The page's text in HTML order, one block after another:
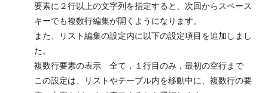
要素に２行以上の文字列を指定すると、次回からスペース
キーでも複数行編集が開くようになります。
また、リスト編集の設定内に以下の設定項目を追加しまし
た。
複数行要素の表示 全て，１行目のみ，最初の空行まで
この設定は、リストやテーブル内を移動中に、複数行の要